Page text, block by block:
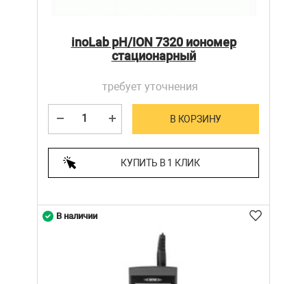
inoLab pH/ION 7320 иономер
стационарный
требует уточнения
В КОРЗИНУ
КУПИТЬ В 1 КЛИК
В наличии